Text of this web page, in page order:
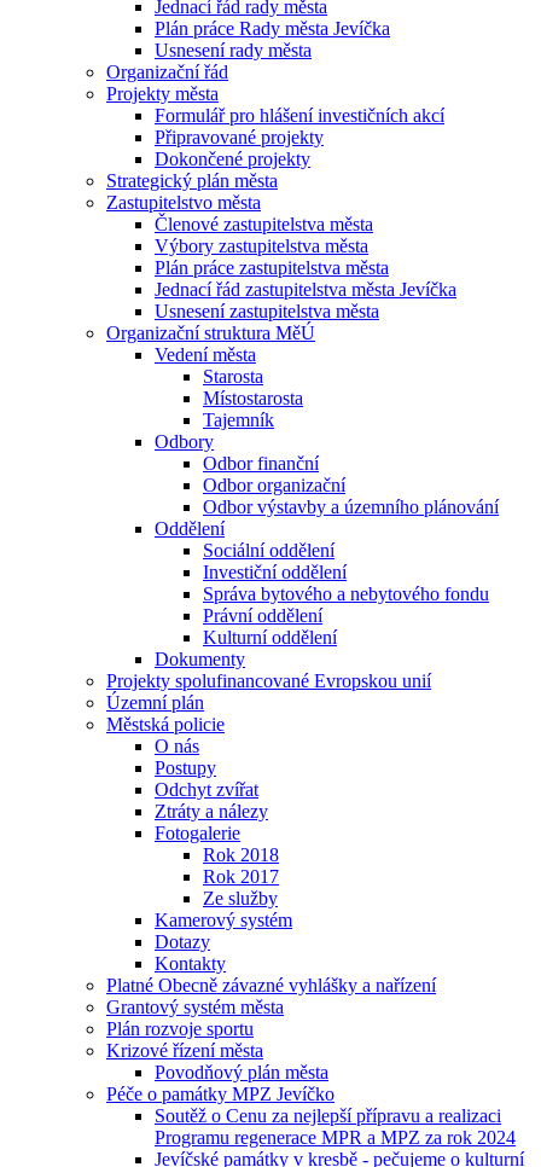
Jednací řád rady města
Plán práce Rady města Jevíčka
Usnesení rady města
Organizační řád
Projekty města
Formulář pro hlášení investičních akcí
Připravované projekty
Dokončené projekty
Strategický plán města
Zastupitelstvo města
Členové zastupitelstva města
Výbory zastupitelstva města
Plán práce zastupitelstva města
Jednací řád zastupitelstva města Jevíčka
Usnesení zastupitelstva města
Organizační struktura MěÚ
Vedení města
Starosta
Místostarosta
Tajemník
Odbory
Odbor finanční
Odbor organizační
Odbor výstavby a územního plánování
Oddělení
Sociální oddělení
Investiční oddělení
Správa bytového a nebytového fondu
Právní oddělení
Kulturní oddělení
Dokumenty
Projekty spolufinancované Evropskou unií
Územní plán
Městská policie
O nás
Postupy
Odchyt zvířat
Ztráty a nálezy
Fotogalerie
Rok 2018
Rok 2017
Ze služby
Kamerový systém
Dotazy
Kontakty
Platné Obecně závazné vyhlášky a nařízení
Grantový systém města
Plán rozvoje sportu
Krizové řízení města
Povodňový plán města
Péče o památky MPZ Jevíčko
Soutěž o Cenu za nejlepší přípravu a realizaci
Programu regenerace MPR a MPZ za rok 2024
Jevíčské památky v kresbě - pečujeme o kulturní